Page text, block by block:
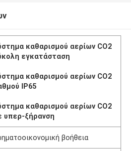
καθαρισμού αερίων CO2
εγκατάσταση
καθαρισμού αερίων CO2
IP65
καθαρισμού αερίων CO2
υπερ-ξήρανση
βοήθεια